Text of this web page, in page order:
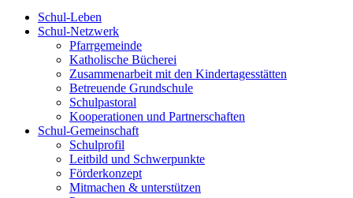
Schul-Leben
Schul-Netzwerk
Pfarrgemeinde
Katholische Bücherei
Zusammenarbeit mit den Kindertagesstätten
Betreuende Grundschule
Schulpastoral
Kooperationen und Partnerschaften
Schul-Gemeinschaft
Schulprofil
Leitbild und Schwerpunkte
Förderkonzept
Mitmachen & unterstützen